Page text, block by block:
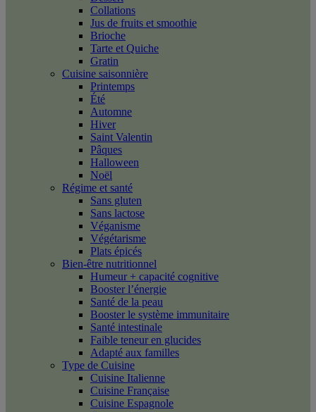
Collations
Jus de fruits et smoothie
Brioche
Tarte et Quiche
Gratin
Cuisine saisonnière
Printemps
Été
Automne
Hiver
Saint Valentin
Pâques
Halloween
Noël
Régime et santé
Sans gluten
Sans lactose
Véganisme
Végétarisme
Plats épicés
Bien-être nutritionnel
Humeur + capacité cognitive
Booster l’énergie
Santé de la peau
Booster le système immunitaire
Santé intestinale
Faible teneur en glucides
Adapté aux familles
Type de Cuisine
Cuisine Italienne
Cuisine Française
Cuisine Espagnole